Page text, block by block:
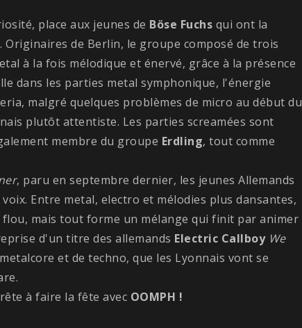
place aux jeunes de Böse Fuchs qui ont la
de Berlin, le groupe composé de trois
à la fois mélodique et énervé, grâce à la présence
dans les parties metal symphonique, l'énergie
malgré quelques problèmes de micro au début du
plutôt attentiste. Les parties screamées sont
membre du groupe Erdling, tout comme
, paru en septembre dernier, les jeunes Allemands
Entre metal, electro et mélodies plus dansantes,
mais tout forme un mélange qui finit par animer
d'un titre des allemands Electric Callboy We
et de techno, que les Lyonnais vont se
à faire la fête avec OOMPH !